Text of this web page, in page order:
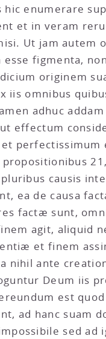
enumerare
et in veram
Ut jam
figmenta,
originem
omnibus
adhuc
effectum
causis
ea de causa
factæ sunt,
agit, aliquid
et finem
nihil ante
Deum iis
est
ad hanc suam
sed